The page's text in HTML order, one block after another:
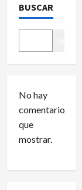
BUSCAR
No hay
comentarios
que
mostrar.